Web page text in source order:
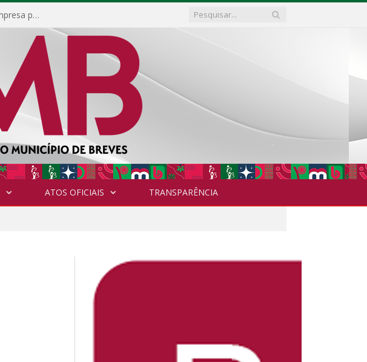
DISPENSA DE LICITAÇÃO Nº 003/2026 ( Contratação de empresa para fornecimento de gêneros alimentícios não perecíveis, materiais de expediente, descartáveis, copa e cozinha, para análise e posterior publicação.)
ATOS OFICIAIS TRANSPARÊNCIA